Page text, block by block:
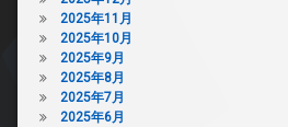
2025年11月
2025年10月
2025年9月
2025年8月
2025年7月
2025年6月